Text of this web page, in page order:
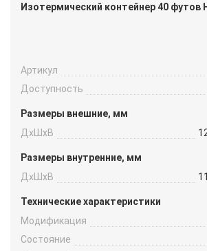
Изотермический контейнер 40 футов
Артикул
Доступность
Размеры внешние, мм
ДxШxВ
Размеры внутренние, мм
ДxШxВ
Технические характеристики
Модификация
Состояние